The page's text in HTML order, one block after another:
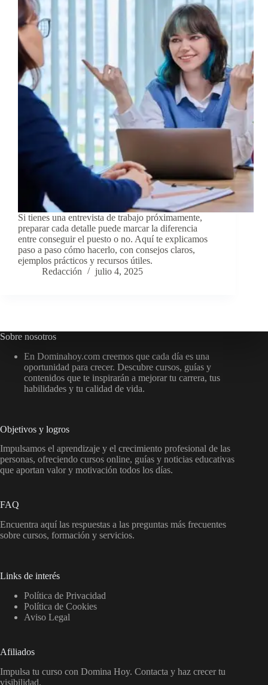
Si tienes una entrevista de trabajo próximamente,
preparar cada detalle puede marcar la diferencia
entre conseguir el puesto o no. Aquí te explicamos
paso a paso cómo hacerlo, con consejos claros,
ejemplos prácticos y recursos útiles.
Redacción
julio 4, 2025
Sobre nosotros
En Dominahoy.com creemos que cada día es una
oportunidad para crecer. Descubre cursos, guías y
contenidos que te inspirarán a mejorar tu carrera, tus
habilidades y tu calidad de vida.
Objetivos y logros
Impulsamos el aprendizaje y el crecimiento profesional de las
personas, ofreciendo cursos online, guías y noticias educativas
que aportan valor y motivación todos los días.
FAQ
Encuentra aquí las respuestas a las preguntas más frecuentes
sobre cursos, formación y servicios.
Links de interés
Política de Privacidad
Política de Cookies
Aviso Legal
Afiliados
Impulsa tu curso con Domina Hoy. Contacta y haz crecer tu
visibilidad.